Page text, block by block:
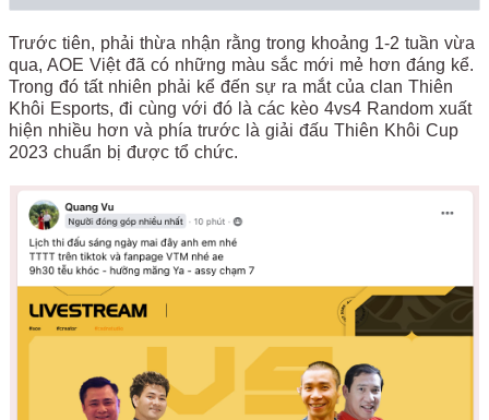
Trước tiên, phải thừa nhận rằng trong khoảng 1-2 tuần vừa
qua, AOE Việt đã có những màu sắc mới mẻ hơn đáng kể.
Trong đó tất nhiên phải kể đến sự ra mắt của clan Thiên
Khôi Esports, đi cùng với đó là các kèo 4vs4 Random xuất
hiện nhiều hơn và phía trước là giải đấu Thiên Khôi Cup
2023 chuẩn bị được tổ chức.